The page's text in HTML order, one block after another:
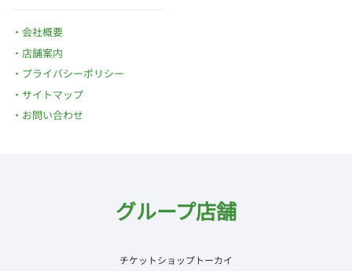
会社概要
店舗案内
プライバシーポリシー
サイトマップ
お問い合わせ
グループ店舗
チケットショップトーカイ